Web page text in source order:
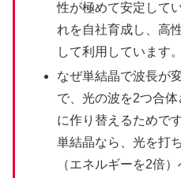
性が極めて安定して
れを自社育成し、高
して利用しています。
なぜ単結晶で波長が
で、光の波を2つ合体
に作り替えるためで
単結晶なら、光を打
（エネルギーを2倍